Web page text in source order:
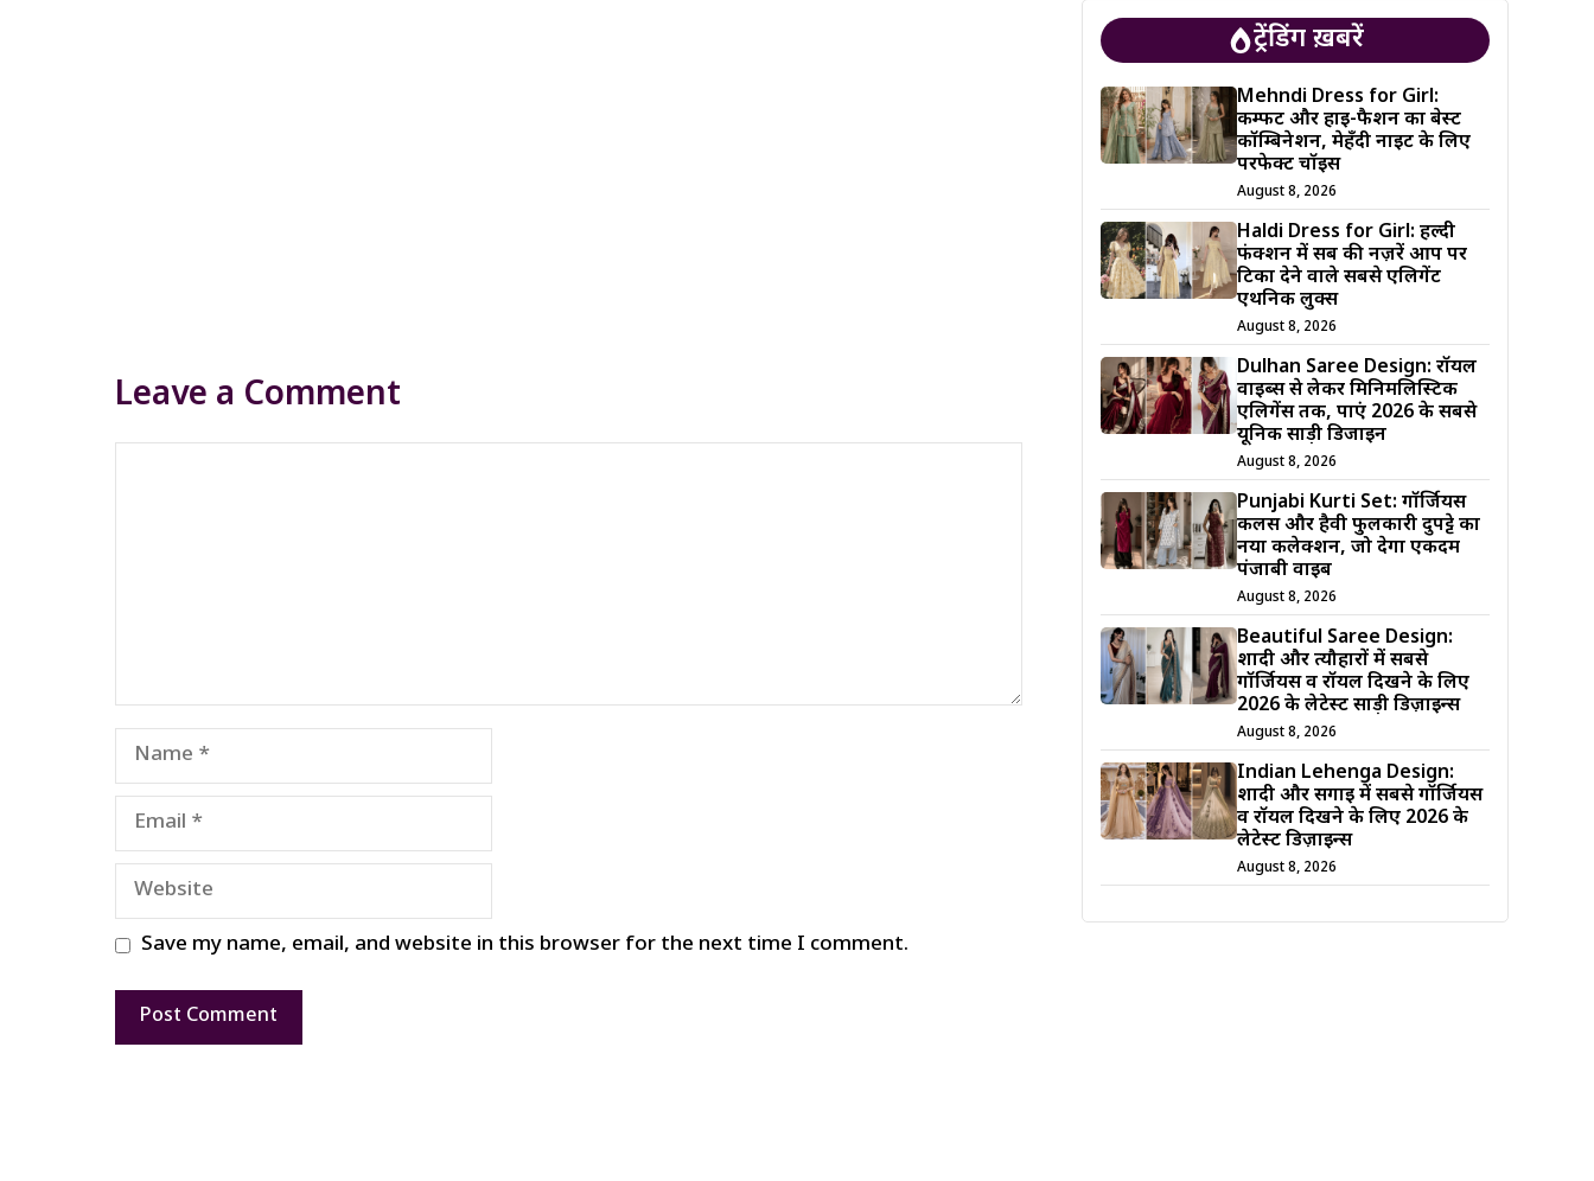
Leave a Comment
Name
Email
Website
Save my name, email, and website in this browser for the next time I comment.
ट्रेंडिंग ख़बरें
Mehndi Dress for Girl:
कम्फर्ट और हाई-फैशन का बेस्ट
कॉम्बिनेशन, मेहँदी नाइट के लिए
परफेक्ट चॉइस
August 8, 2026
Haldi Dress for Girl: हल्दी
फंक्शन में सब की नज़रें आप पर
टिका देने वाले सबसे एलिगेंट
एथनिक लुक्स
August 8, 2026
Dulhan Saree Design: रॉयल
वाइब्स से लेकर मिनिमलिस्टिक
एलिगेंस तक, पाएं 2026 के सबसे
यूनिक साड़ी डिजाईन
August 8, 2026
Punjabi Kurti Set: गॉर्जियस
कलर्स और हैवी फुलकारी दुपट्टे का
नया कलेक्शन, जो देगा एकदम
पंजाबी वाइब
August 8, 2026
Beautiful Saree Design:
शादी और त्यौहारों में सबसे
गॉर्जियस व रॉयल दिखने के लिए
2026 के लेटेस्ट साड़ी डिज़ाइन्स
August 8, 2026
Indian Lehenga Design:
शादी और सगाई में सबसे गॉर्जियस
व रॉयल दिखने के लिए 2026 के
लेटेस्ट डिज़ाइन्स
August 8, 2026